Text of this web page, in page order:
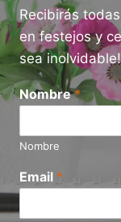
Recibirás
en festejos y
sea inolvidable!
Nombre*
Nombre
Email *